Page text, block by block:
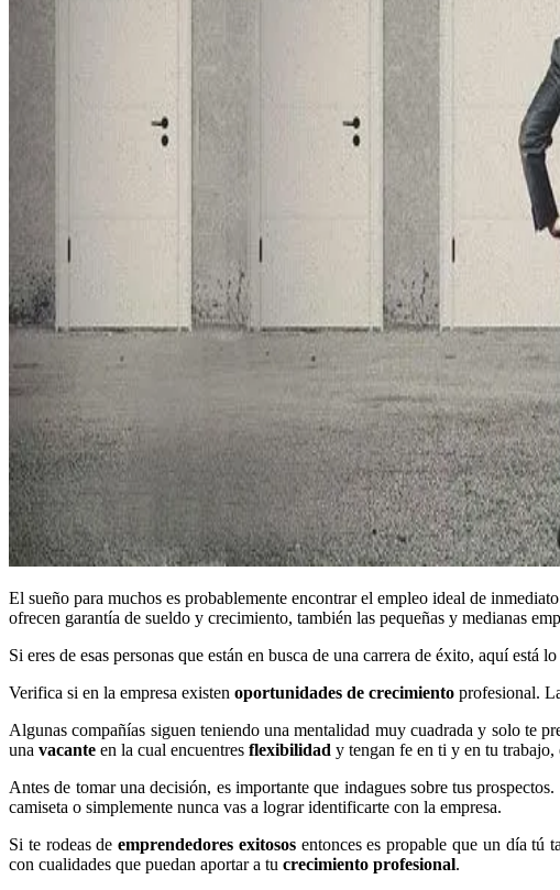
El sueño para muchos es probablemente encontrar el empleo ideal de
ofrecen garantía de sueldo y crecimiento, también las pequeñas y medianas
Si eres de esas personas que están en busca de una carrera de éxito, aquí
Verifica si en la empresa existen oportunidades de crecimiento profesional.
Algunas compañías siguen teniendo una mentalidad muy cuadrada y solo te
una vacante en la cual encuentres flexibilidad y tengan fe en ti y en tu trabajo,
Antes de tomar una decisión, es importante que indagues sobre tus
camiseta o simplemente nunca vas a lograr identificarte con la empresa.
Si te rodeas deemprendedores exitososentonces es propable que un día tú
con cualidades que puedan aportar a tu crecimiento profesional.